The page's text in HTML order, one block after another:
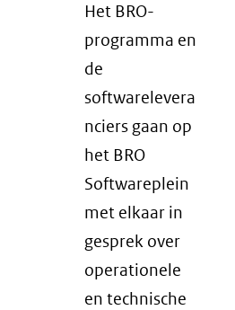
Het BRO-
programma en
de
softwarelevera
nciers gaan op
het BRO
Softwareplein
met elkaar in
gesprek over
operationele
en technische